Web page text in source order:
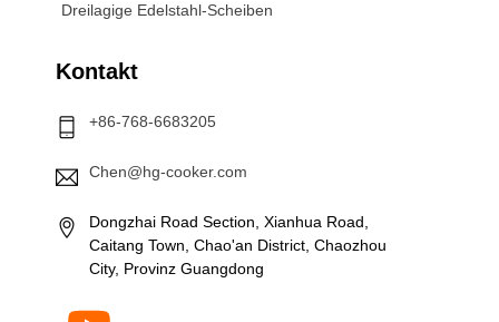
Dreilagige Edelstahl-Scheiben
Kontakt
+86-768-6683205
Chen@hg-cooker.com
Dongzhai Road Section, Xianhua Road,
Caitang Town, Chao'an District, Chaozhou
City, Provinz Guangdong